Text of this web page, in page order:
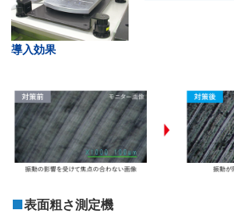
導入効果
表面粗さ測定機